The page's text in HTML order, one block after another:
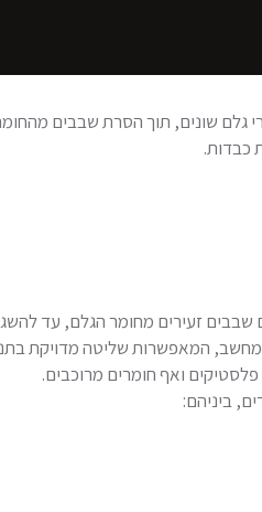
כבדות.
זעירים מחומר הגלם, עד
מחשב, המאפשרות שליטה מדויקת
ואף חומרים מרוכבים.
ביניהם: